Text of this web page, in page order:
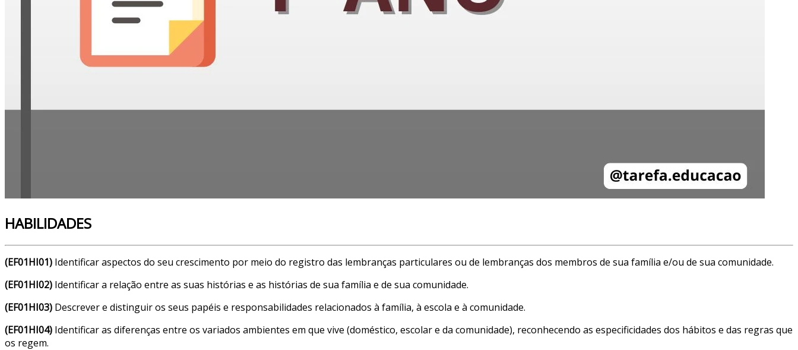
HABILIDADES
(EF01HI01) Identificar aspectos do seu crescimento por meio do registro das lembranças particulares ou de lembranças dos membros de sua família e/ou de sua comunidade.
(EF01HI02) Identificar a relação entre as suas histórias e as histórias de sua família e de sua comunidade.
(EF01HI03) Descrever e distinguir os seus papéis e responsabilidades relacionados à família, à escola e à comunidade.
(EF01HI04) Identificar as diferenças entre os variados ambientes em que vive (doméstico, escolar e da comunidade), reconhecendo as especificidades dos hábitos e das regras que
os regem.